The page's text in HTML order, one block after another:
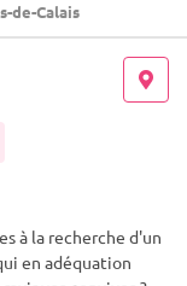
de-Calais
à la recherche d'un
en adéquation